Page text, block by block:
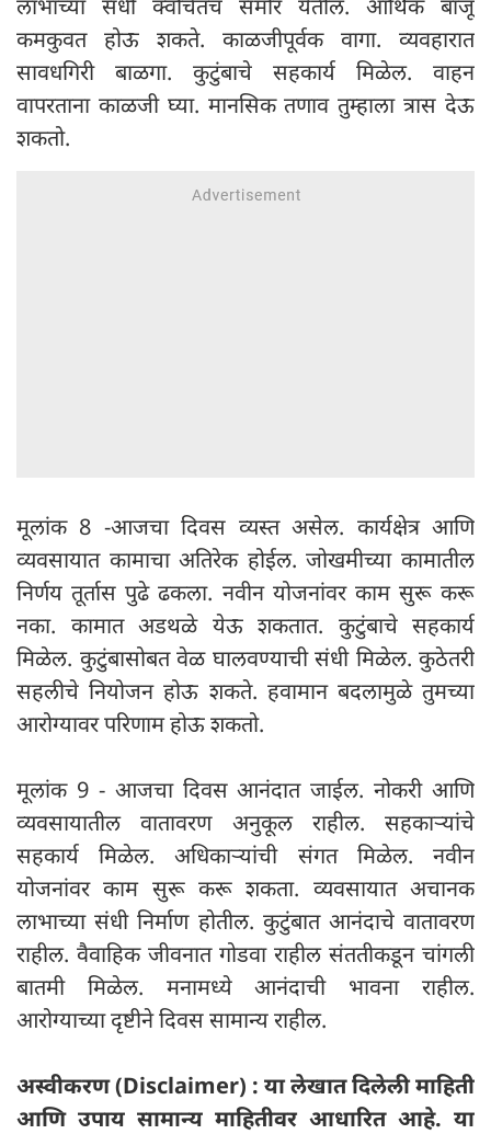
कमकुवत होऊ शकते. काळजीपूर्वक वागा. व्यवहारात
सावधगिरी बाळगा. कुटुंबाचे सहकार्य मिळेल. वाहन
वापरताना काळजी घ्या. मानसिक तणाव तुम्हाला त्रास देऊ
शकतो.
मूलांक 8 -आजचा दिवस व्यस्त असेल. कार्यक्षेत्र आणि
व्यवसायात कामाचा अतिरेक होईल. जोखमीच्या कामातील
निर्णय तूर्तास पुढे ढकला. नवीन योजनांवर काम सुरू करू
नका. कामात अडथळे येऊ शकतात. कुटुंबाचे सहकार्य
मिळेल. कुटुंबासोबत वेळ घालवण्याची संधी मिळेल. कुठेतरी
सहलीचे नियोजन होऊ शकते. हवामान बदलामुळे तुमच्या
आरोग्यावर परिणाम होऊ शकतो.
मूलांक 9 - आजचा दिवस आनंदात जाईल. नोकरी आणि
व्यवसायातील वातावरण अनुकूल राहील. सहकाऱ्यांचे
सहकार्य मिळेल. अधिकाऱ्यांची संगत मिळेल. नवीन
योजनांवर काम सुरू करू शकता. व्यवसायात अचानक
लाभाच्या संधी निर्माण होतील. कुटुंबात आनंदाचे वातावरण
राहील. वैवाहिक जीवनात गोडवा राहील संततीकडून चांगली
बातमी मिळेल. मनामध्ये आनंदाची भावना राहील.
आरोग्याच्या दृष्टीने दिवस सामान्य राहील.
अस्वीकरण (Disclaimer) : या लेखात दिलेली माहिती
आणि उपाय सामान्य माहितीवर आधारित आहे. या